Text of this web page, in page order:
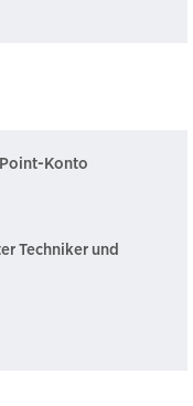
Konto
Techniker und